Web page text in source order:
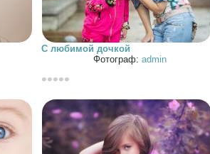
С любимой дочкой
Фотограф: admin